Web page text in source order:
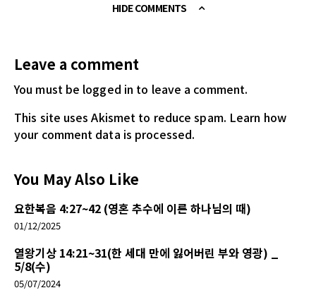
HIDE COMMENTS
Leave a comment
You must be logged in to leave a comment.
This site uses Akismet to reduce spam. Learn how
your comment data is processed.
You May Also Like
요한복음 4:27~42 (영혼 추수에 이른 하나님의 때)
01/12/2025
열왕기상 14:21~31(한 세대 만에 잃어버린 부와 영광) _
5/8(수)
05/07/2024